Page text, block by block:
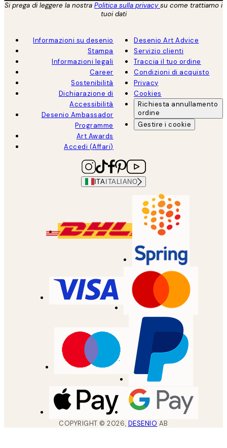
Si prega di leggere la nostra Politica sulla privacysu come trattiamo i
tuoi dati
Informazioni su desenio
Stampa
Informazioni legali
Career
Sostenibilità
Dichiarazione di
Accessibilità
Desenio Ambassador
Programme
Art Awards
Accedi (Affari)
Desenio Art Advice
Servizio clienti
Traccia il tuo ordine
Condizioni di acquisto
Privacy
Cookies
Richiesta annullamento
ordine
Gestire i cookie
ITA ITALIANO
COPYRIGHT ©2026, DESENIO AB